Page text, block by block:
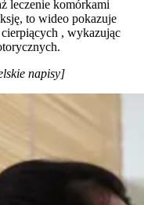
leczenie komórkami
to wideo pokazuje
, wykazując
napisy]